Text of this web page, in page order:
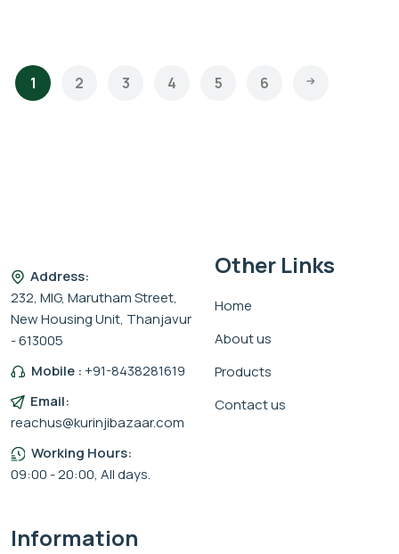
1 2 3 4 5 6
Address:
232, MIG, Marutham Street,
New Housing Unit, Thanjavur
- 613005
Mobile :+91-8438281619
Email:
reachus@kurinjibazaar.com
Working Hours:
09:00 - 20:00, All days.
Other Links
Home
About us
Products
Contact us
Information